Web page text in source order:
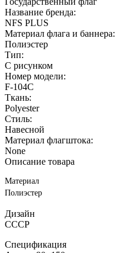
Название бренда:
NFS PLUS
Материал флага и баннера:
Полиэстер
Тип:
С рисунком
Номер модели:
F-104C
Ткань:
Polyester
Стиль:
Навесной
Материал флагштока:
None
Описание товара
Материал
Полиэстер
Дизайн
СССР
Спецификация